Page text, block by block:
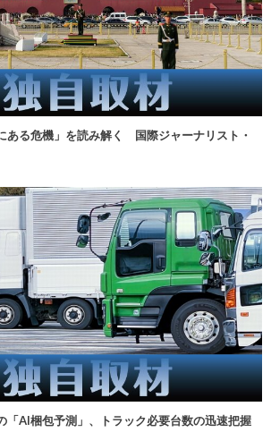
ある危機」を読み解く 国際ジャーナリスト・
「AI梱包予測」、トラック必要台数の迅速把握